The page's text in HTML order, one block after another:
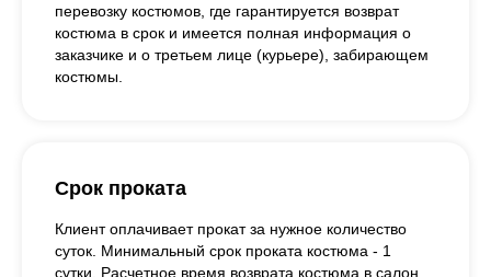
перевозку костюмов, где гарантируется возврат
костюма в срок и имеется полная информация о
заказчике и о третьем лице (курьере), забирающем
костюмы.
Срок проката
Клиент оплачивает прокат за нужное количество
суток. Минимальный срок проката костюма - 1
сутки. Расчетное время возврата костюма в салон